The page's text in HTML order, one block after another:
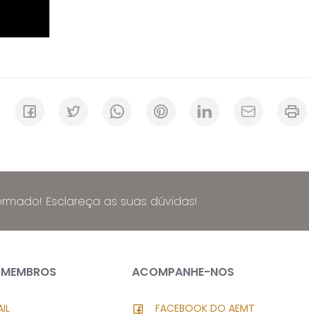
Esclareça as suas dúvidas!
ACOMPANHE-NOS
FACEBOOK DO AEMT